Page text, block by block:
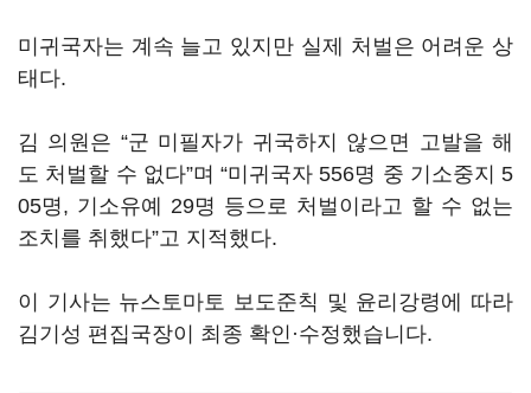
미귀국자는 계속 늘고 있지만 실제 처벌은 어려운 상
태다.
김 의원은 “군 미필자가 귀국하지 않으면 고발을 해
도 처벌할 수 없다”며 “미귀국자 556명 중 기소중지 5
05명, 기소유예 29명 등으로 처벌이라고 할 수 없는
조치를 취했다”고 지적했다.
이 기사는 뉴스토마토 보도준칙 및 윤리강령에 따라
김기성 편집국장이 최종 확인·수정했습니다.